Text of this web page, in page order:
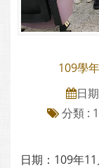
109學
日
分類 :
日期：109年